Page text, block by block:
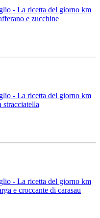
- La ricetta del giorno km
e zucchine
- La ricetta del giorno km
stracciatella
- La ricetta del giorno km
e croccante di carasau